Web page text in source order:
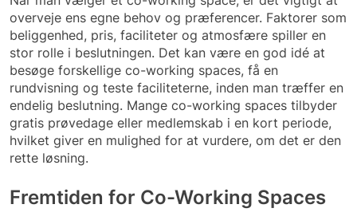
overveje ens egne behov og præferencer. Faktorer som
beliggenhed, pris, faciliteter og atmosfære spiller en
stor rolle i beslutningen. Det kan være en god idé at
besøge forskellige co-working spaces, få en
rundvisning og teste faciliteterne, inden man træffer en
endelig beslutning. Mange co-working spaces tilbyder
gratis prøvedage eller medlemskab i en kort periode,
hvilket giver en mulighed for at vurdere, om det er den
rette løsning.
Fremtiden for Co-Working Spaces